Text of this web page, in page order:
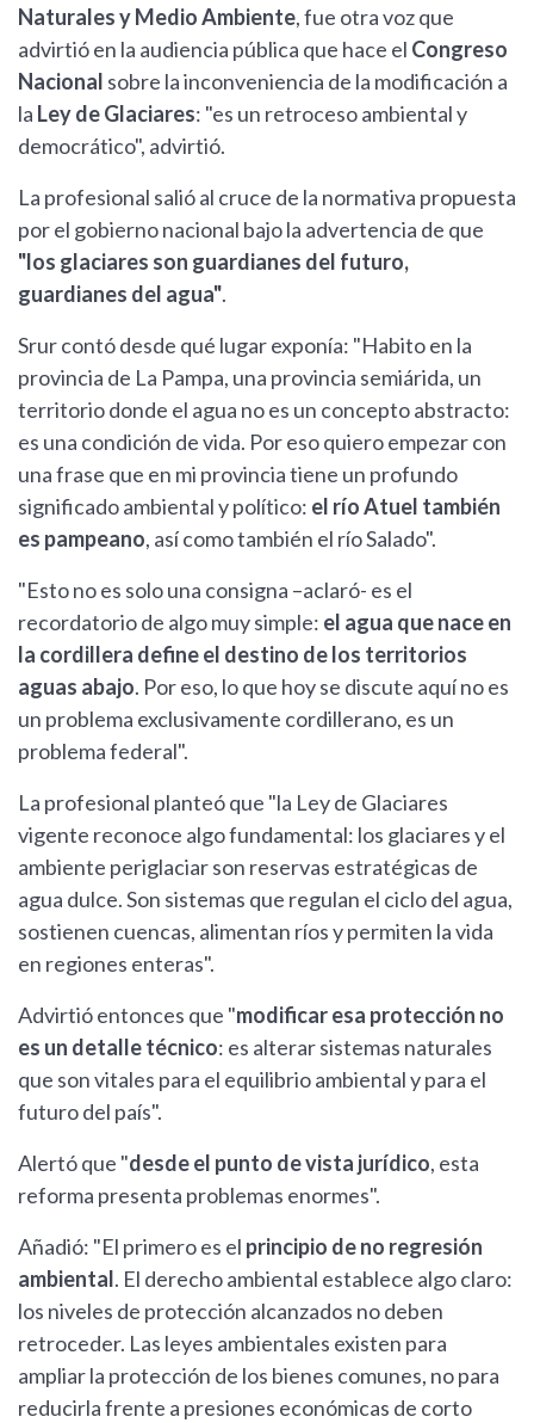
Naturales y Medio Ambiente, fue otra voz que
advirtió en la audiencia pública que hace el Congreso
Nacional sobre la inconveniencia de la modificación a
la Ley de Glaciares: "es un retroceso ambiental y
democrático", advirtió.
La profesional salió al cruce de la normativa propuesta
por el gobierno nacional bajo la advertencia de que
"los glaciares son guardianes del futuro,
guardianes del agua".
Srur contó desde qué lugar exponía: "Habito en la
provincia de La Pampa, una provincia semiárida, un
territorio donde el agua no es un concepto abstracto:
es una condición de vida. Por eso quiero empezar con
una frase que en mi provincia tiene un profundo
significado ambiental y político: el río Atuel también
es pampeano, así como también el río Salado".
"Esto no es solo una consigna –aclaró- es el
recordatorio de algo muy simple: el agua que nace en
la cordillera define el destino de los territorios
aguas abajo. Por eso, lo que hoy se discute aquí no es
un problema exclusivamente cordillerano, es un
problema federal".
La profesional planteó que "la Ley de Glaciares
vigente reconoce algo fundamental: los glaciares y el
ambiente periglaciar son reservas estratégicas de
agua dulce. Son sistemas que regulan el ciclo del agua,
sostienen cuencas, alimentan ríos y permiten la vida
en regiones enteras".
Advirtió entonces que "modificar esa protección no
es un detalle técnico: es alterar sistemas naturales
que son vitales para el equilibrio ambiental y para el
futuro del país".
Alertó que "desde el punto de vista jurídico, esta
reforma presenta problemas enormes".
Añadió: "El primero es el principio de no regresión
ambiental. El derecho ambiental establece algo claro:
los niveles de protección alcanzados no deben
retroceder. Las leyes ambientales existen para
ampliar la protección de los bienes comunes, no para
reducirla frente a presiones económicas de corto